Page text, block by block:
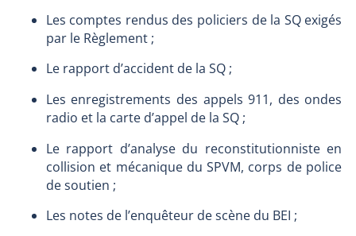
Les comptes rendus des policiers de la SQ exigés
par le Règlement ;
Le rapport d’accident de la SQ ;
Les enregistrements des appels 911, des ondes
radio et la carte d’appel de la SQ ;
Le rapport d’analyse du reconstitutionniste en
collision et mécanique du SPVM, corps de police
de soutien ;
Les notes de l’enquêteur de scène du BEI ;